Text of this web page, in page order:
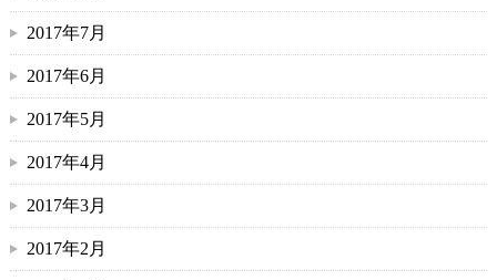
2017年7月
2017年6月
2017年5月
2017年4月
2017年3月
2017年2月